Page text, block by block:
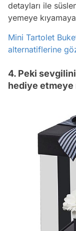
detayları ile
yemeye
Mini Tartolet
alternatiflerine
4. Peki
hediye etmeye